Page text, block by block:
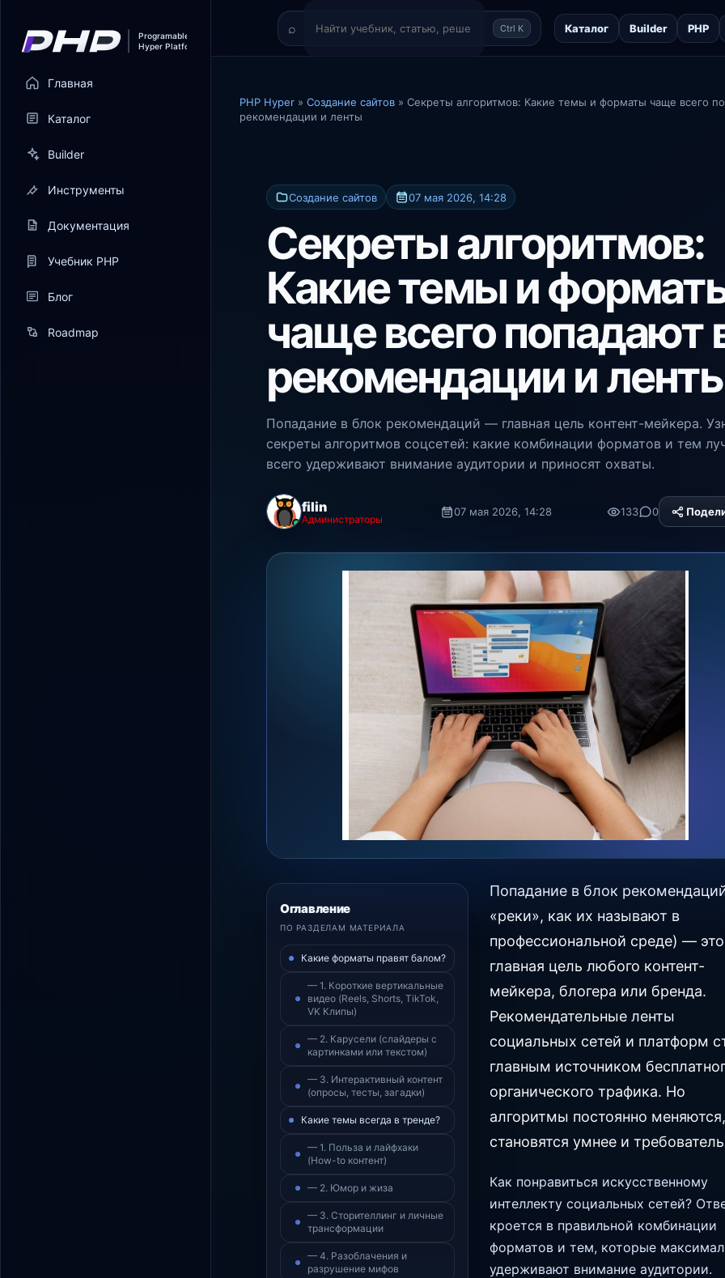
Главная
Каталог
Builder
Инструменты
Документация
Учебник PHP
Блог
Roadmap
Ctrl K Каталог Builder PHP
PHP Hyper » Создание сайтов » Секреты алгоритмов: Какие темы и форматы чаще всего
рекомендации и ленты
Создание сайтов 07 мая 2026, 14:28
Секреты алгоритмов:
Какие темы и
чаще всего попадают
рекомендации и
Попадание в блок рекомендаций — главная цель контент-мейкера.
секреты алгоритмов соцсетей: какие комбинации форматов и тем
всего удерживают внимание аудитории и приносят охваты.
filin
Администраторы
07 мая 2026, 14:28 133 0
Оглавление
ПО РАЗДЕЛАМ МАТЕРИАЛА
Какие форматы правят балом?
— 1. Короткие вертикальные
видео (Reels, Shorts, TikTok,
VK Клипы)
— 2. Карусели (слайдеры с
картинками или текстом)
— 3. Интерактивный контент
(опросы, тесты, загадки)
Какие темы всегда в тренде?
— 1. Польза и лайфхаки
(How-to контент)
— 2. Юмор и жиза
— 3. Сторителлинг и личные
трансформации
— 4. Разоблачения и
разрушение мифов
Попадание в блок
«реки», как их называют в
профессиональной среде) — это
главная цель любого контент-
мейкера, блогера или бренда.
Рекомендательные ленты
социальных сетей и платформ
главным источником
органического трафика. Но
алгоритмы постоянно меняются,
становятся умнее и
Как понравиться искусственному
интеллекту социальных сетей?
кроется в правильной комбинации
форматов и тем, которые
удерживают внимание аудитории.